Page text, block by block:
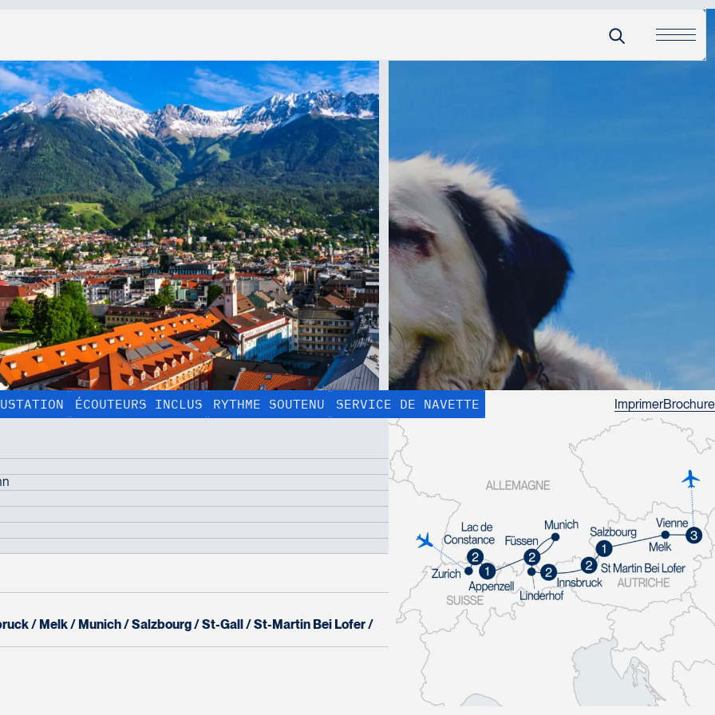
jours
nuits
repas
À partir de :
7 799 $*
ÉCOUTEURS INCLUS RYTHME SOUTENU SERVICE DE NAVETTE ImprimerBrochure
Melk Munich Salzbourg St-Gall
St-Martin Bei Lofer
Nom complet*
15 jours
13 nuits
21 repas
À partir de :
7 799 $*